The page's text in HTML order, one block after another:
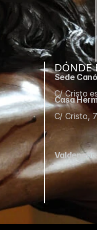
DÓNDE
Sede
C/ Cristo
Casa
C/ Cristo,